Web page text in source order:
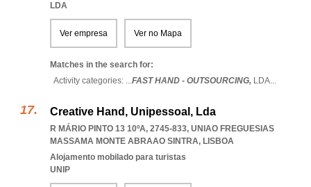
LDA
Ver empresa Ver no Mapa
Matches in the search for:
Activity categories: ...FAST HAND - OUTSOURCING, LDA...
Creative Hand, Unipessoal, Lda
R MÁRIO PINTO 13 10ºA, 2745-833, UNIAO FREGUESIAS
MASSAMA MONTE ABRAAO SINTRA, LISBOA
Alojamento mobilado para turistas
UNIP